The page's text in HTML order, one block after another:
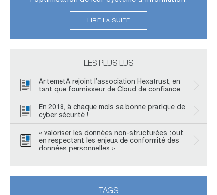
LIRE LA SUITE
LES PLUS LUS
AntemetA rejoint l’association Hexatrust, en
tant que fournisseur de Cloud de confiance
En 2018, à chaque mois sa bonne pratique de
cyber sécurité !
« valoriser les données non-structurées tout
en respectant les enjeux de conformité des
données personnelles »
TAGS